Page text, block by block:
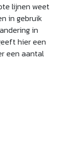
lijnen weet
in gebruik
in
hier een
een aantal